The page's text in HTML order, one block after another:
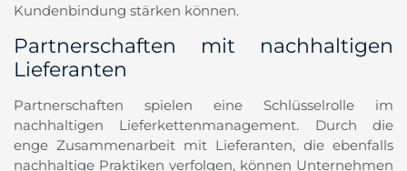
Kundenbindung stärken können.
Partnerschaften mit nachhaltigen
Lieferanten
Partnerschaften spielen eine Schlüsselrolle im
nachhaltigen Lieferkettenmanagement. Durch die
enge Zusammenarbeit mit Lieferanten, die ebenfalls
nachhaltige Praktiken verfolgen, können Unternehmen